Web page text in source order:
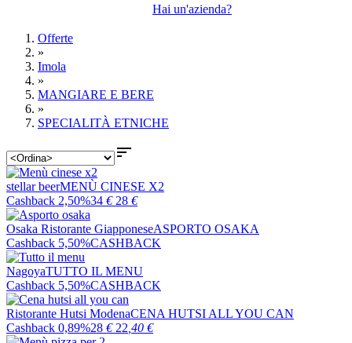
Hai un'azienda?
Offerte
»
Imola
»
MANGIARE E BERE
»
SPECIALITÀ ETNICHE

stellar beerMENÙ CINESE X2
Cashback 2,50%34 € 28 €
Osaka Ristorante GiapponeseASPORTO OSAKA
Cashback 5,50%CASHBACK
NagoyaTUTTO IL MENU
Cashback 5,50%CASHBACK
Ristorante Hutsi ModenaCENA HUTSI ALL YOU CAN
Cashback 0,89%28 € 22 ,40 €